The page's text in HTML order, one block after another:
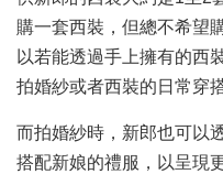
購一套西裝，但總不希望
以若能透過手上擁有的西
拍婚紗或者西裝的日常穿
而拍婚紗時，新郎也可以
搭配新娘的禮服，以呈現